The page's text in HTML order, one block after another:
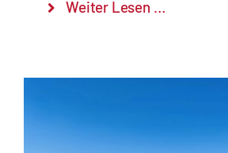
Weiter Lesen …